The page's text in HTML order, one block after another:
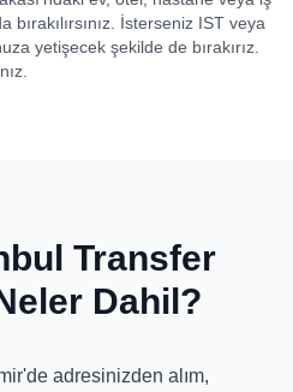
bırakılırsınız. İsterseniz IST veya
yetişecek şekilde de bırakırız.
Transfer
Dahil?
adresinizden alım,